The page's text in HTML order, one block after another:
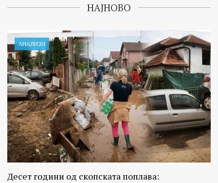
НАЈНОВО
АНАЛИЗИ
Десет години од скопската поплава: